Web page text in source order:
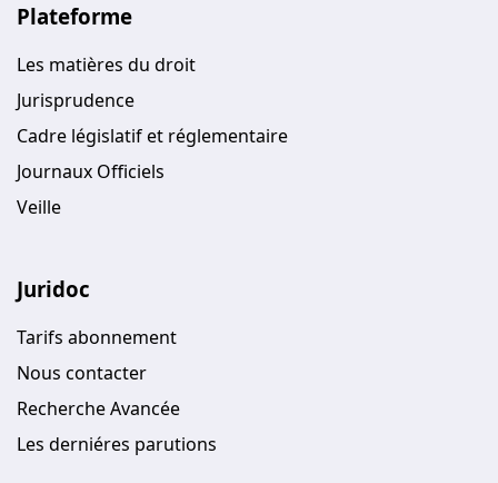
Plateforme
Les matières du droit
Jurisprudence
Cadre législatif et réglementaire
Journaux Officiels
Veille
Juridoc
Tarifs abonnement
Nous contacter
Recherche Avancée
Les derniéres parutions